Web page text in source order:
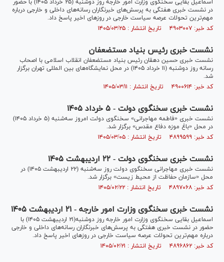
اسماعیل بقایی سخنگوی وزارت امور خارجه روز دوشنبه (۲۵ خرداد ۱۴۰۵) با حضور
در نشست خبری هفتگی به پرسش‌های خبرنگاران رسانه‌های داخلی و خارجی درباره
مهم‌ترین تحولات عرصه سیاست خارجی در روز‌های اخیر پاسخ داد.
کد خبر: ۴۹۰۳۰۰۷ تاریخ انتشار : ۱۴۰۵/۰۳/۲۵
نشست خبری رئیس بنیاد مستضعفان
نشست خبری حسین دهقان رئیس بنیاد مستضعفان انقلاب اسلامی با اصحاب
رسانه روز دوشنبه (۱۱ خرداد ۱۴۰۵) در محل نمایشگاه‌های بین المللی تهران برگزار
شد.
کد خبر: ۴۹۰۰۶۱۴ تاریخ انتشار : ۱۴۰۵/۰۳/۱۱
نشست خبری سخنگوی دولت - ۵ خرداد ۱۴۰۵
نشست خبری «فاطمه مهاجرانی» سخنگوی دولت امروز سه‌شنبه (۵ خرداد ۱۴۰۵)
در محل «باغ موزه دفاع مقدس» برگزار شد.
کد خبر: ۴۸۹۹۵۹۹ تاریخ انتشار : ۱۴۰۵/۰۳/۰۵
نشست خبری سخنگوی دولت - ۲۲ اردیبهشت ۱۴۰۵
نشست خبری مهاجرانی سخنگوی دولت روز سه‌شنبه (۲۲ اردیبهشت ۱۴۰۵) در
محل «سازمان حفاظت از محیط زیست» برگزار شد.
کد خبر: ۴۸۹۷۰۶۸ تاریخ انتشار : ۱۴۰۵/۰۲/۲۲
نشست خبری سخنگوی وزارت امور خارجه - ۲۱ اردیبهشت ۱۴۰۵
اسماعیل بقایی سخنگوی وزارت امور خارجه روز دوشنبه(۲۱ اردیبهشت ۱۴۰۵) با
حضور در نشست خبری هفتگی به پرسش‌های خبرنگاران رسانه‌های داخلی و خارجی
درباره مهم‌ترین تحولات عرصه سیاست خارجی در روز‌های اخیر پاسخ داد.
کد خبر: ۴۸۹۶۸۶۲ تاریخ انتشار : ۱۴۰۵/۰۲/۲۱